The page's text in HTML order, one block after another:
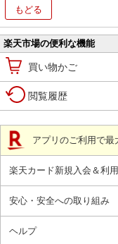
もどる
楽天市場の便利な機能
買い物かご
閲覧履歴
アプリのご利用で最
楽天カード新規入会＆利
安心・安全への取り組み
ヘルプ